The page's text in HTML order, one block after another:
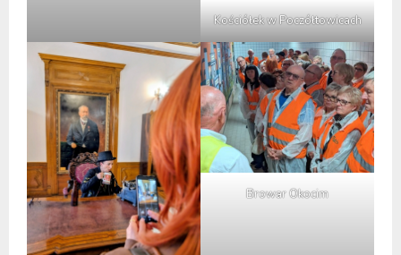
Kościółek w Poczółtowicach
Browar Okocim